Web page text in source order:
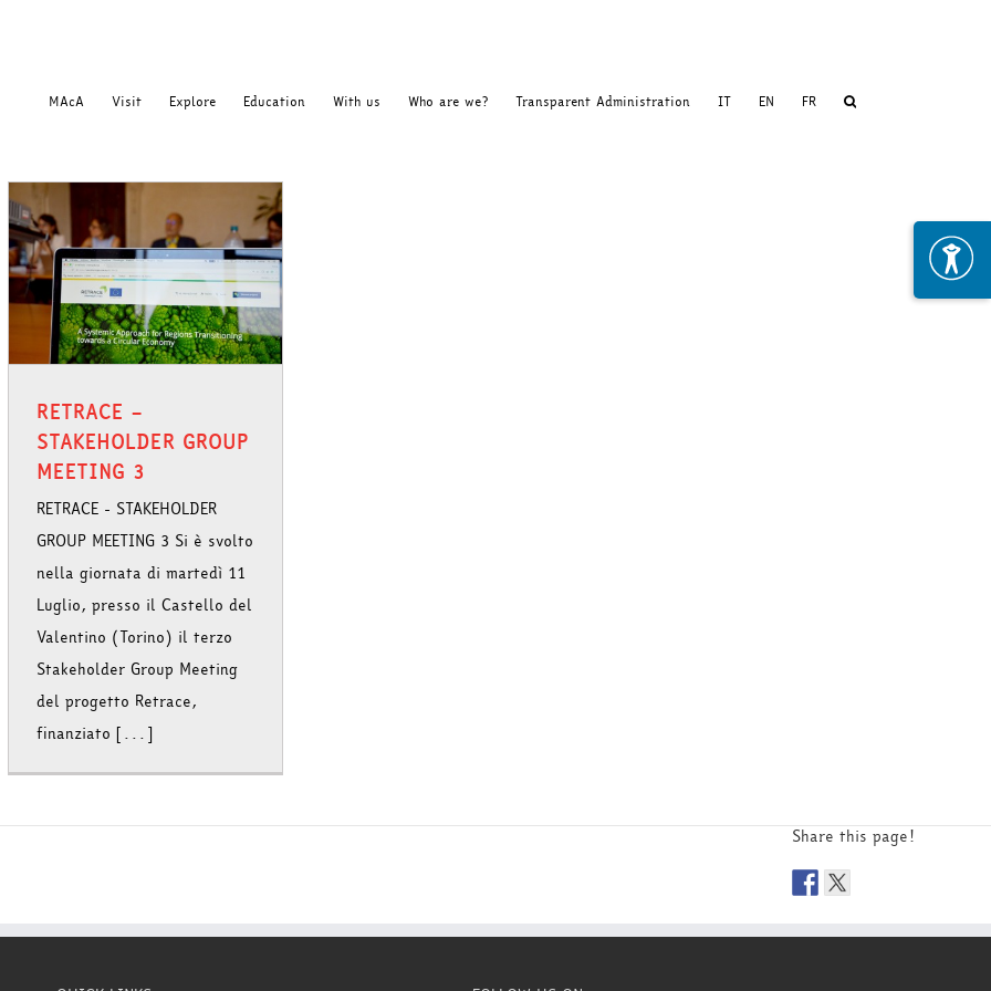
MAcA Visit Explore Education With us Who are we? Transparent Administration IT EN FR
RETRACE –
STAKEHOLDER GROUP
MEETING 3
RETRACE - STAKEHOLDER
GROUP MEETING 3 Si è svolto
nella giornata di martedì 11
Luglio, presso il Castello del
Valentino (Torino) il terzo
Stakeholder Group Meeting
del progetto Retrace,
finanziato [...]
Share this page!